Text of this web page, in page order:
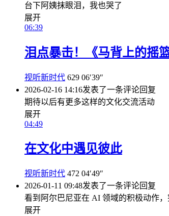
台下阿姨抹眼泪，我也哭了
展开
06:39
泪点暴击！《马背上的摇篮
视听新时代 629 06′39″
2026-02-16 14:16发表了一条评论回复
期待以后有更多这样的文化交流活动
展开
04:49
在文化中遇见彼此
视听新时代 472 04′49″
2026-01-11 09:48发表了一条评论回复
看到阿尔巴尼亚在 AI 领域的积极动作
展开